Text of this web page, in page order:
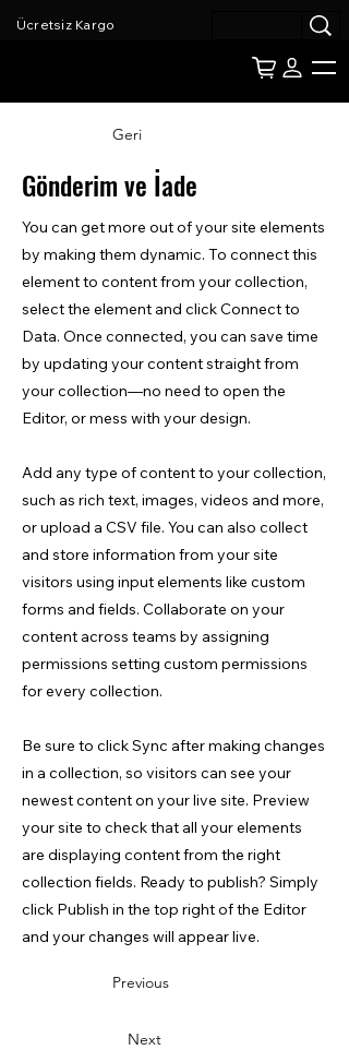
Ücretsiz Kargo
Geri
Gönderim ve İade
You can get more out of your site elements
by making them dynamic. To connect this
element to content from your collection,
select the element and click Connect to
Data. Once connected, you can save time
by updating your content straight from
your collection—no need to open the
Editor, or mess with your design.
Add any type of content to your collection,
such as rich text, images, videos and more,
or upload a CSV file. You can also collect
and store information from your site
visitors using input elements like custom
forms and fields. Collaborate on your
content across teams by assigning
permissions setting custom permissions
for every collection.
Be sure to click Sync after making changes
in a collection, so visitors can see your
newest content on your live site. Preview
your site to check that all your elements
are displaying content from the right
collection fields. Ready to publish? Simply
click Publish in the top right of the Editor
and your changes will appear live.
Previous
Next